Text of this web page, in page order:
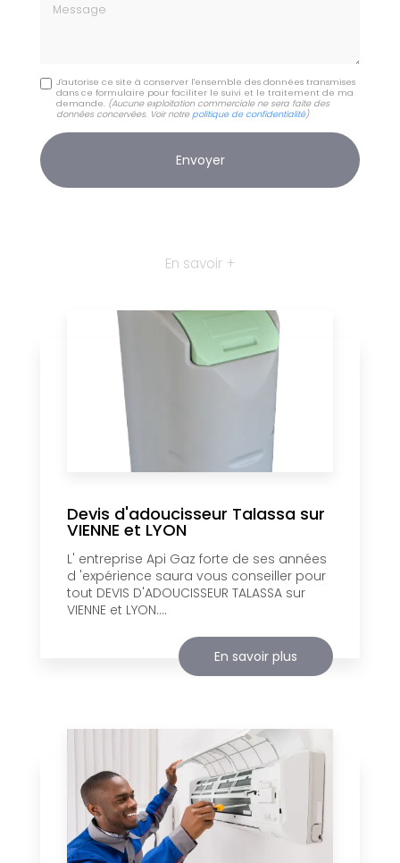
Message
J'autorise ce site à conserver l'ensemble des données transmises
dans ce formulaire pour faciliter le suivi et le traitement de ma
demande. (Aucune exploitation commerciale ne sera faite des
données concervées. Voir notrepolitique de confidentialité)
En savoir +
Devis d'adoucisseur Talassa sur
VIENNE et LYON
L' entreprise Api Gaz forte de ses années
d 'expérience saura vous conseiller pour
tout DEVIS D'ADOUCISSEUR TALASSA sur
VIENNE et LYON....
En savoir plus